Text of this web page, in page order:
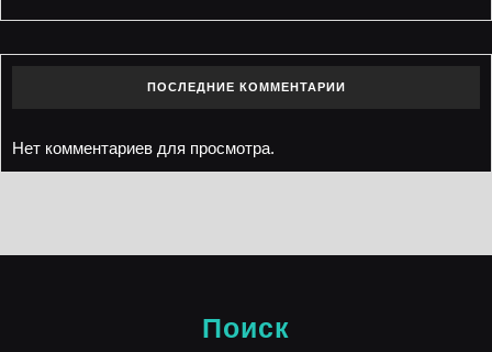
ПОСЛЕДНИЕ КОММЕНТАРИИ
Нет комментариев для просмотра.
Поиск